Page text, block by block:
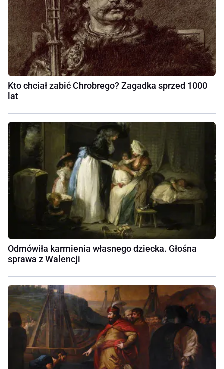
Kto chciał zabić Chrobrego? Zagadka sprzed 1000
lat
Odmówiła karmienia własnego dziecka. Głośna
sprawa z Walencji